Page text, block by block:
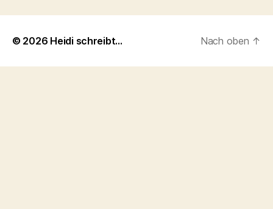
© 2026 Heidi schreibt… Nach oben ↑